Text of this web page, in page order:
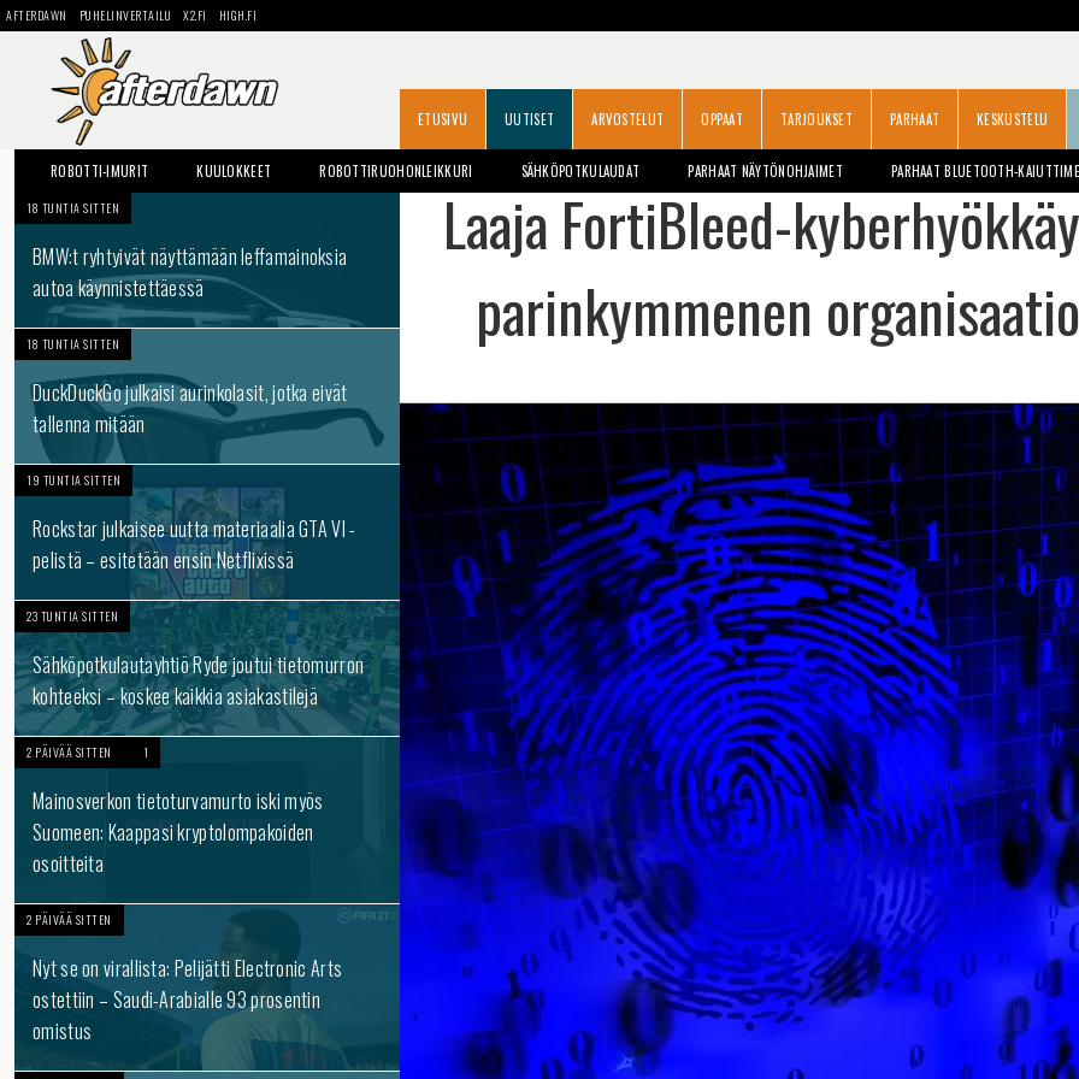
AFTERDAWN PUHELINVERTAILU X2.FI HIGH.FI
ETUSIVU UUTISET ARVOSTELUT OPPAAT TARJOUKSET PARHAAT KESKUSTELU
ROBOTTI-IMURIT KUULOKKEET ROBOTTIRUOHONLEIKKURI SÄHKÖPOTKULAUDAT PARHAAT NÄYTÖNOHJAIMET PARHAAT BLUETOOTH-
18 TUNTIA SITTEN
BMW:t ryhtyivät näyttämään leffamainoksia
autoa käynnistettäessä
18 TUNTIA SITTEN
DuckDuckGo julkaisi aurinkolasit, jotka eivät
tallenna mitään
19 TUNTIA SITTEN
Rockstar julkaisee uutta materiaalia GTA VI -
pelistä – esitetään ensin Netflixissä
23 TUNTIA SITTEN
Sähköpotkulautayhtiö Ryde joutui tietomurron
kohteeksi – koskee kaikkia asiakastilejä
2 PÄIVÄÄ SITTEN 1
Mainosverkon tietoturvamurto iski myös
Suomeen: Kaappasi kryptolompakoiden
osoitteita
2 PÄIVÄÄ SITTEN
Nyt se on virallista: Pelijätti Electronic Arts
ostettiin – Saudi-Arabialle 93 prosentin
omistus
Laaja FortiBleed-
parinkymmenen